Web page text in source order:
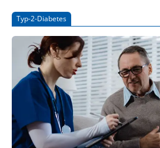
Hämostasegleichgewicht
Typ-2-Diabetes